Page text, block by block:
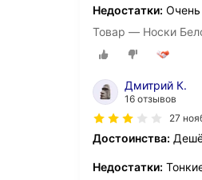
Недостатки: Очень
Товар — Носки
Дмитрий К.
16 отзывов
27
Достоинства:
Недостатки: